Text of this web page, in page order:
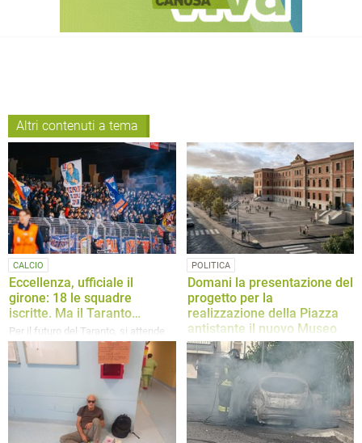
Altri contenuti a tema
CALCIO
Eccellenza, ufficiale il
girone: 18 le squadre
iscritte. Ma il Taranto…
Per il futuro del Taranto, si attende
l’esito della seconda delle due
domande di ripescaggio presentate
POLITICA
Domani la presentazione del
progetto per la
realizzazione della Piazza
antistante il nuovo Museo
nell’edificio “Mazzini”
Ad intervenire saranno il Sindaco di
Canosa, dott. Vito Malcangio e
l’Arch. Mauro Iacoviello